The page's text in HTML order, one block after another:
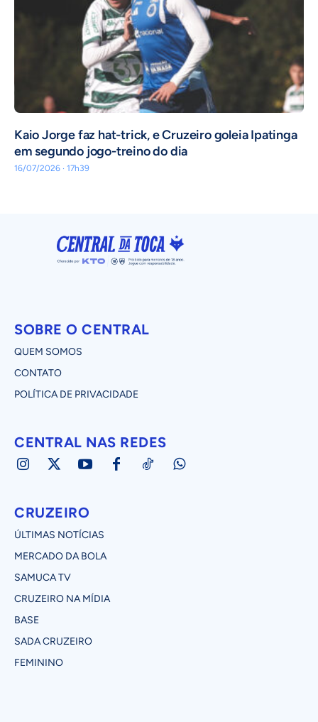
Kaio Jorge faz hat-trick, e Cruzeiro goleia Ipatinga
em segundo jogo-treino do dia
16/07/2026 · 17h39
SOBRE O CENTRAL
QUEM SOMOS
CONTATO
POLÍTICA DE PRIVACIDADE
CENTRAL NAS REDES
CRUZEIRO
ÚLTIMAS NOTÍCIAS
MERCADO DA BOLA
SAMUCA TV
CRUZEIRO NA MÍDIA
BASE
SADA CRUZEIRO
FEMININO